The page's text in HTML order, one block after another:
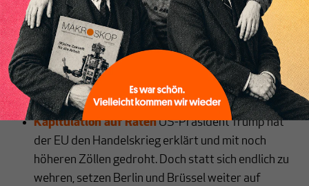
Singapur und Dänemark lernen können.Sebastian
Müller
It’s Politics, Stupid!
Warum Trumps Kampf gegen
die Staatsverschuldung eher politisch denn
ökonomisch motiviert ist.Yotam Givoli
Kapitulation auf RatenUS-Präsident Trump hat
der EU den Handelskrieg erklärt und mit noch
höheren Zöllen gedroht. Doch statt sich endlich zu
wehren, setzen Berlin und Brüssel weiter auf